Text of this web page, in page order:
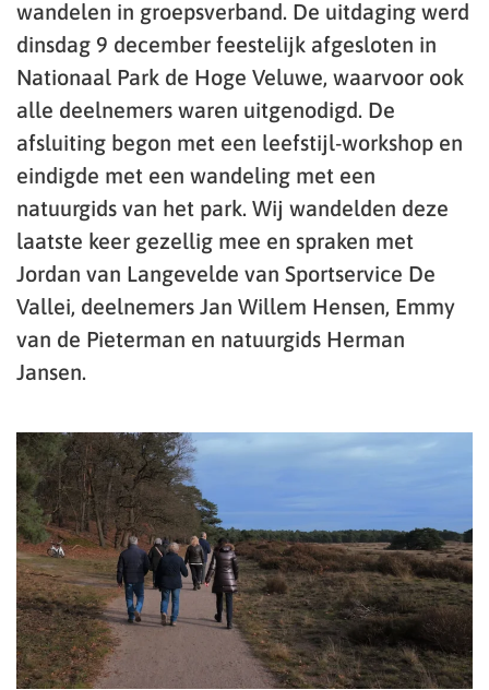
wandelen in groepsverband. De uitdaging werd
dinsdag 9 december feestelijk afgesloten in
Nationaal Park de Hoge Veluwe, waarvoor ook
alle deelnemers waren uitgenodigd. De
afsluiting begon met een leefstijl-workshop en
eindigde met een wandeling met een
natuurgids van het park. Wij wandelden deze
laatste keer gezellig mee en spraken met
Jordan van Langevelde van Sportservice De
Vallei, deelnemers Jan Willem Hensen, Emmy
van de Pieterman en natuurgids Herman
Jansen.